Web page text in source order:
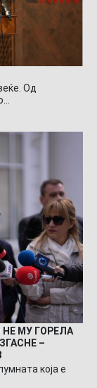
Од
МУ ГОРЕЛА
–
која е